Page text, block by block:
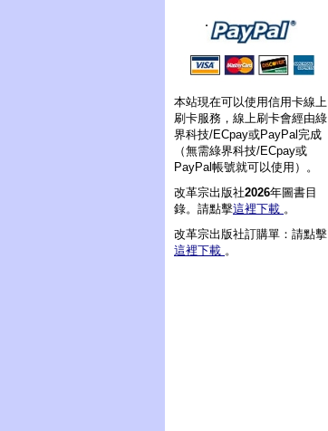
本站現在可以使用信用卡線上
刷卡服務，線上刷卡會經由綠
界科技/ECpay或PayPal完成
（無需綠界科技/ECpay或
PayPal帳號就可以使用）。
改革宗出版社2026年圖書目
錄。請點擊這裡下載 。
改革宗出版社訂購單：請點擊
這裡下載 。